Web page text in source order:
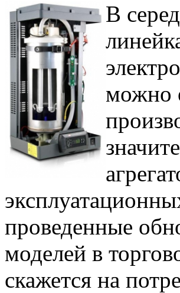
В
можно
проведенные
моделей в
скажется на